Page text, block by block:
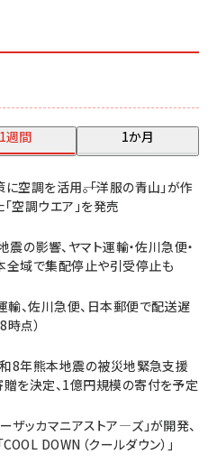
1週間 1か月
空調を活用――。「洋服の青山」が作
空調ウエア」を発売
の影響、ヤマト運輸・佐川急便・
全域で集配停止や引受停止も
輸、佐川急便、日本郵便で配送遅
点）
和8年熊本地震の被災地緊急支援
を決定、1億円規模の寄付を予定
ザッカマニアストア―ズ」が開発、
DOWN（クールダウン）」